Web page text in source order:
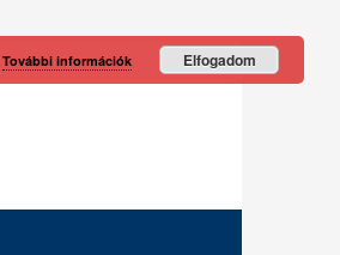
További információk Elfogadom